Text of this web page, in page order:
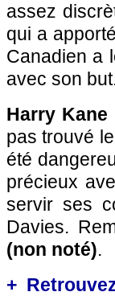
assez
qui a
Canadien a
avec son
Harry Kane
pas trouvé
été
précieux
servir ses
Davies.
(non noté).
+